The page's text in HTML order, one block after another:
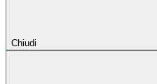
Chiudi